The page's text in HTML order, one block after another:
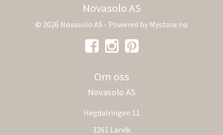
Novasolo AS
© 2026 Novasolo AS - Powered by Mystore.no
Om oss
Novasolo AS
Hegdalringen 11
3261 Larvik